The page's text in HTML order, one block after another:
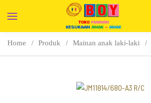
Home Produk Mainan anak laki-laki